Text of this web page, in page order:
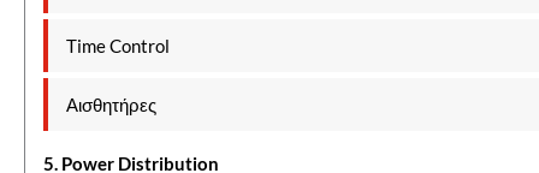
Time Control
Αισθητήρες
5. Power Distribution